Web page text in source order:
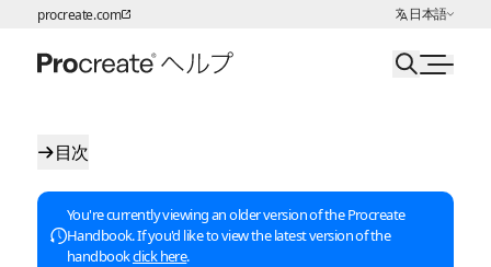
ページコンテンツへスキップ
procreate.com 日本語
言語の選択:
目次
You're currently viewing an older version of the Procreate
Handbook. If you'd like to view the latest version of the
handbookclick here.